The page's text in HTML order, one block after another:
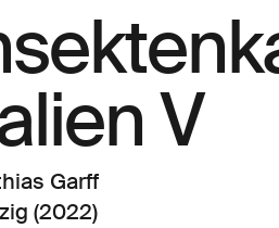
V
Garff
(2022)